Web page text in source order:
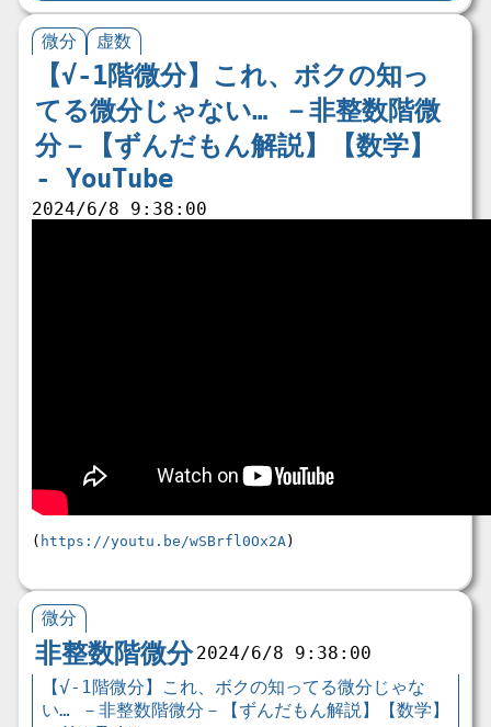
微分 虚数
【√-1階微分】これ、ボクの知っ
てる微分じゃない… －非整数階微
分－【ずんだもん解説】【数学】
- YouTube
2024/6/8 9:38:00
( https://youtu.be/wSBrfl0Ox2A)
微分
非整数階微分 2024/6/8 9:38:00
【√-1階微分】これ、ボクの知ってる微分じゃな
い… －非整数階微分－【ずんだもん解説】【数学】